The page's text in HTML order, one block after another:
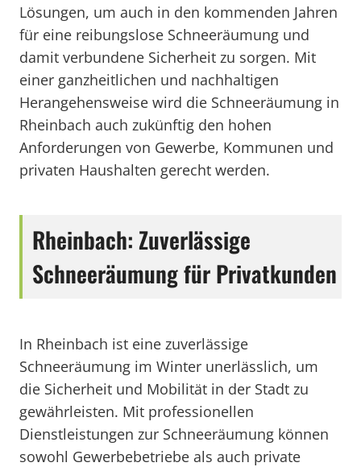
Lösungen, um auch in den kommenden Jahren
für eine reibungslose Schneeräumung und
damit verbundene Sicherheit zu sorgen. Mit
einer ganzheitlichen und nachhaltigen
Herangehensweise wird die Schneeräumung in
Rheinbach auch zukünftig den hohen
Anforderungen von Gewerbe, Kommunen und
privaten Haushalten gerecht werden.
Rheinbach: Zuverlässige
Schneeräumung für Privatkunden
In Rheinbach ist eine zuverlässige
Schneeräumung im Winter unerlässlich, um
die Sicherheit und Mobilität in der Stadt zu
gewährleisten. Mit professionellen
Dienstleistungen zur Schneeräumung können
sowohl Gewerbebetriebe als auch private